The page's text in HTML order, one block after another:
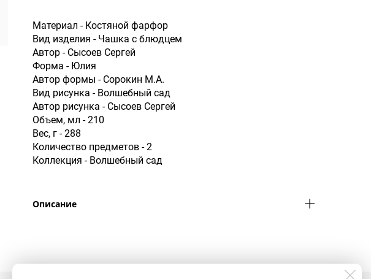
Материал - Костяной фарфор
Вид изделия - Чашка с блюдцем
Автор - Сысоев Сергей
Форма - Юлия
Автор формы - Сорокин М.А.
Вид рисунка - Волшебный сад
Автор рисунка - Сысоев Сергей
Объем, мл - 210
Вес, г - 288
Количество предметов - 2
Коллекция - Волшебный сад
Описание